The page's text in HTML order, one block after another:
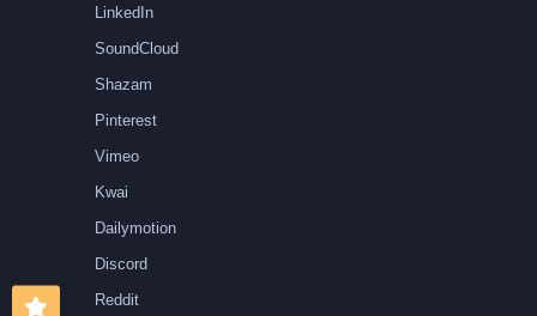
LinkedIn
SoundCloud
Shazam
Pinterest
Vimeo
Kwai
Dailymotion
Discord
Reddit